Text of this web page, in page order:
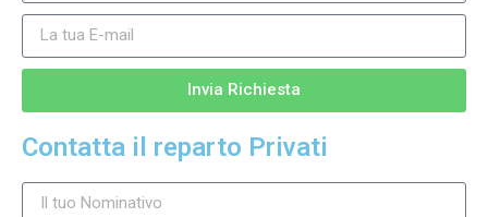
Invia Richiesta
Contatta il reparto Privati